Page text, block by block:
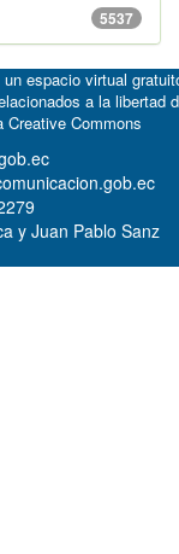
5537
espacio virtual
a la libertad
Creative Commons
y Juan Pablo Sanz